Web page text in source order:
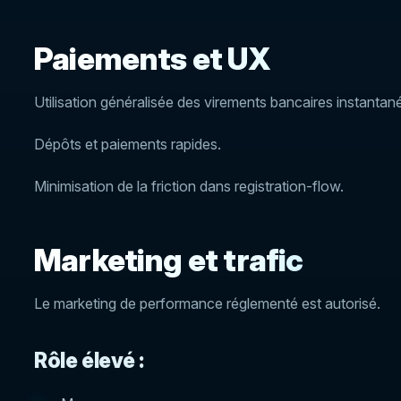
Paiements et UX
Utilisation généralisée des virements bancaires
Dépôts et paiements rapides.
Minimisation de la friction dans registration-flow.
Marketing et trafic
Le marketing de performance réglementé est autorisé.
Rôle élevé :